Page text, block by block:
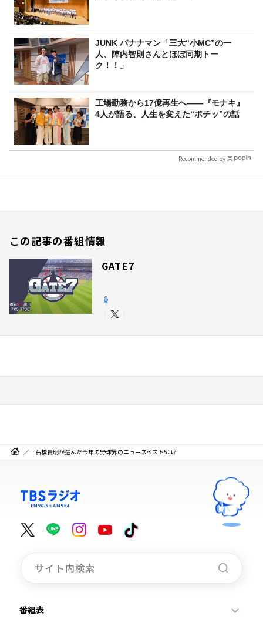
JUNK バナナマン「三大“小MC”の一
人、陣内智則さんとほぼ同期トー
ク！！」
工場勤務から17億再生へ——『モナキ』
4人が語る、人生を変えた“ポチッ”の話
Recommended by
この記事の番組情報
GATE7
石橋貴明が選んだ今年の野球界のニュースベスト5は?
番組表